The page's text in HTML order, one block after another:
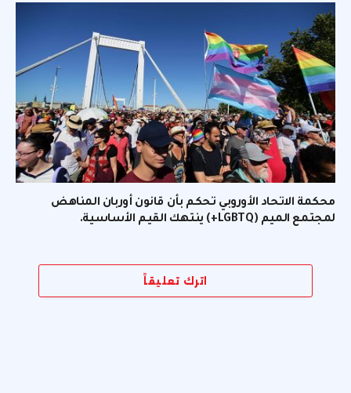
محكمة الاتحاد الأوروبي تحكم بأن قانون أوربان المناهض
لمجتمع الميم (LGBTQ+) ينتهك القيم الأساسية.
اترك تعليقاً